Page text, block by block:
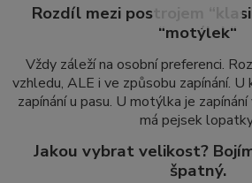
Rozdíl mezi postrojem
“motýlek“
Vždy záleží na osobní preferenci.
vzhledu, ALE i ve způsobu zapínání.
zapínání u pasu. U motýlka je
má pejsek
Jakou vybrat velikost?
špatný.